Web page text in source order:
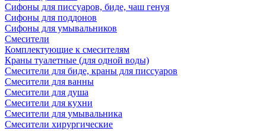
Сифоны для писсуаров, биде, чаш генуя
Сифоны для поддонов
Сифоны для умывальников
Смесители
Комплектующие к смесителям
Краны туалетные (для одной воды)
Смесители для биде, краны для писсуаров
Смесители для ванны
Смесители для душа
Смесители для кухни
Смесители для умывальника
Смесители хирургические